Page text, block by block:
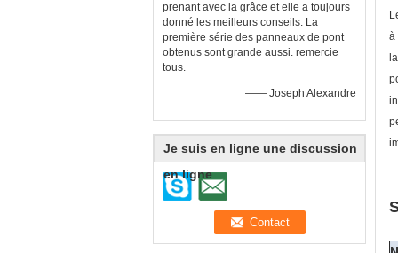
prenant avec la grâce et elle a toujours
donné les meilleurs conseils. La
première série des panneaux de pont
obtenus sont grande aussi. remercie
tous.
—— Joseph Alexandre
Je suis en ligne une discussion
en ligne
à